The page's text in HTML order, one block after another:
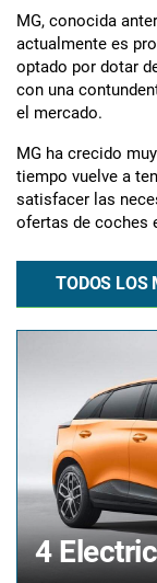
MG, conocida
actualmente es
optado por dotar
con una
el mercado.
MG ha crecido
tiempo vuelve a
satisfacer las
ofertas de coches
TODOS LOS
4 Electric